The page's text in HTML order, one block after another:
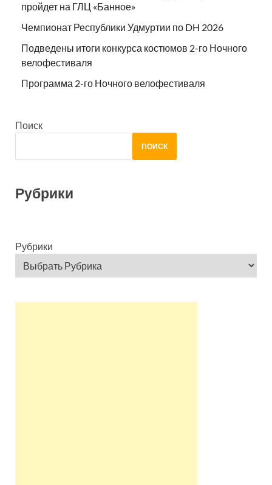
пройдет на ГЛЦ «Банное»
Чемпионат Республики Удмуртии по DH 2026
Подведены итоги конкурса костюмов 2-го Ночного
велофестиваля
Программа 2-го Ночного велофестиваля
Поиск
ПОИСК
Рубрики
Рубрики